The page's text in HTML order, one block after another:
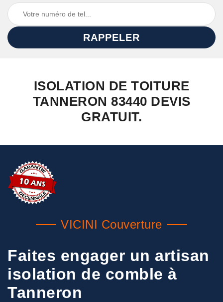
ISOLATION DE TOITURE
TANNERON 83440 DEVIS
GRATUIT.
VICINI Couverture
Faites engager un artisan
isolation de comble à
Tanneron